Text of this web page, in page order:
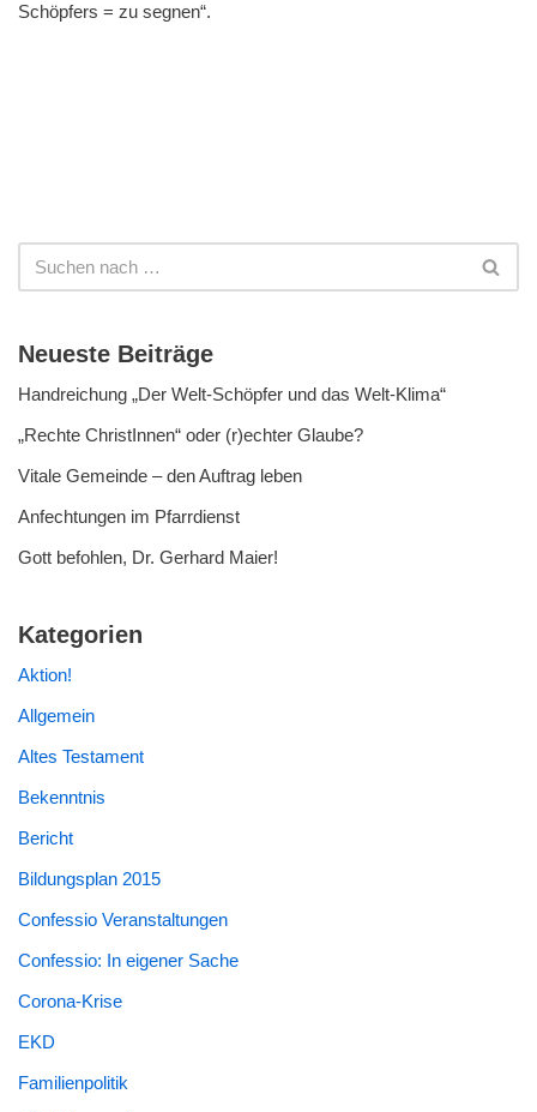
Schöpfers = zu segnen“.
Neueste Beiträge
Handreichung „Der Welt-Schöpfer und das Welt-Klima“
„Rechte ChristInnen“ oder (r)echter Glaube?
Vitale Gemeinde – den Auftrag leben
Anfechtungen im Pfarrdienst
Gott befohlen, Dr. Gerhard Maier!
Kategorien
Aktion!
Allgemein
Altes Testament
Bekenntnis
Bericht
Bildungsplan 2015
Confessio Veranstaltungen
Confessio: In eigener Sache
Corona-Krise
EKD
Familienpolitik